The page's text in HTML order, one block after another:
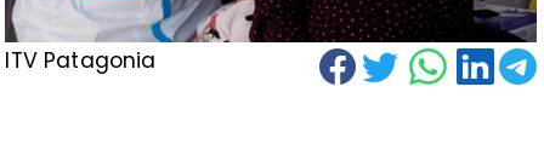
ITV Patagonia